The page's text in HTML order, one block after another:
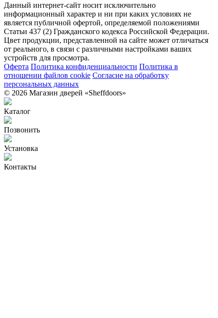
Данный интернет-сайт носит исключительно
информационный характер и ни при каких условиях не
является публичной офертой, определяемой положениями
Статьи 437 (2) Гражданского кодекса Российской Федерации.
Цвет продукции, представленной на сайте может отличаться
от реального, в связи с различными настройками ваших
устройств для просмотра.
Оферта Политика конфиденциальности Политика в
отношении файлов cookie Согласие на обработку
персональных данных
© 2026 Магазин дверей «Sheffdoors»
Каталог
Позвонить
Установка
Контакты